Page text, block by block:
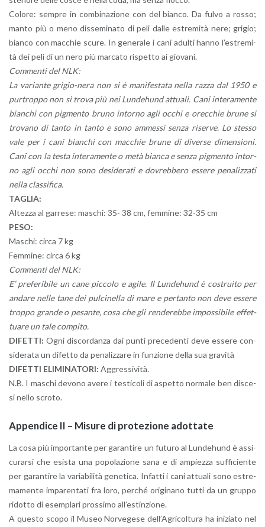
Co­lo­re: sem­pre in com­bi­na­zio­ne con del bian­co. Da fulvo a rosso;
manto più o meno dis­se­mi­na­to di peli dalle estre­mi­tà nere; gri­gio;
bian­co con mac­chie scure. In ge­ne­ra­le i cani adul­ti hanno l’e­stre­mi­
tà dei peli di un nero più mar­ca­to ri­spet­to ai gio­va­ni.
Com­men­ti del NLK:
La va­rian­te gri­gio-ne­ra non si è ma­ni­fe­sta­ta nella razza dal 1950 e
pur­trop­po non si trova più nei Lun­de­hund at­tua­li. Cani in­te­ra­men­te
bian­chi con pig­men­to bruno in­tor­no agli occhi e orec­chie brune si
tro­va­no di tanto in tanto e sono am­mes­si senza ri­ser­ve. Lo stes­so
vale per i cani bian­chi con mac­chie brune di di­ver­se di­men­sio­ni.
Cani con la testa in­te­ra­men­te o metà bian­ca e senza pig­men­to in­tor­
no agli occhi non sono de­si­de­ra­ti e do­vreb­be­ro es­se­re pe­na­liz­za­ti
nella clas­si­fi­ca.
TA­GLIA:
Al­tez­za al gar­re­se: ma­schi: 35- 38 cm, fem­mi­ne: 32-35 cm
PESO:
Ma­schi: circa 7 kg
Fem­mi­ne: circa 6 kg
Com­men­ti del NLK:
E’ pre­fe­ri­bi­le un cane pic­co­lo e agile. Il Lun­de­hund è co­strui­to per
an­da­re nelle tane dei pul­ci­nel­la di mare e per­tan­to non deve es­se­re
trop­po gran­de o pe­san­te, cosa che gli ren­de­reb­be im­pos­si­bi­le ef­fet­
tua­re un tale com­pi­to.
DI­FET­TI: Ogni di­scor­dan­za dai punti pre­ce­den­ti deve es­se­re con­
si­de­ra­ta un di­fet­to da pe­na­liz­za­re in fun­zio­ne della sua gra­vi­tà
DI­FET­TI ELI­MI­NA­TO­RI: Ag­gres­si­vi­tà.
N.B. I ma­schi de­vo­no avere i te­sti­co­li di aspet­to nor­ma­le ben di­sce­
si nello scro­to.
Ap­pen­di­ce II – Mi­su­re di pro­te­zio­ne adot­ta­te
La cosa più im­por­tan­te per ga­ran­ti­re un fu­tu­ro al Lun­de­hund è as­si­
cu­rar­si che esi­sta una po­po­la­zio­ne sana e di am­piez­za suf­fi­cien­te
per ga­ran­ti­re la va­ria­bi­li­tà ge­ne­ti­ca. In­fat­ti i cani at­tua­li sono estre­
ma­men­te im­pa­ren­ta­ti fra loro, per­ché ori­gi­na­no tutti da un grup­po
ri­dot­to di esem­pla­ri pros­si­mo al­l’e­stin­zio­ne.
A que­sto scopo il Museo Nor­ve­ge­se del­l’A­gri­col­tu­ra ha ini­zia­to nel